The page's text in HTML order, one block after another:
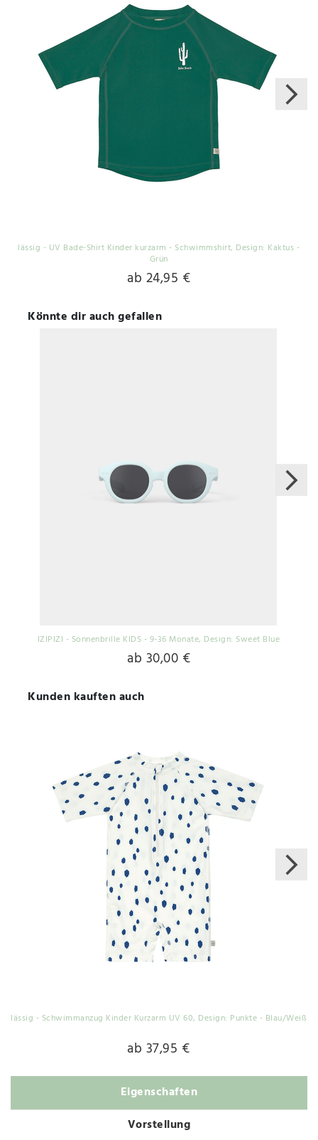
lässig - UV Bade-Shirt Kinder kurzarm - Schwimmshirt, Design: Kaktus -
Grün
ab 24,95 €
Könnte dir auch gefallen
IZIPIZI - Sonnenbrille KIDS - 9-36 Monate, Design: Sweet Blue
ab 30,00 €
Kunden kauften auch
lässig - Schwimmanzug Kinder Kurzarm UV 60, Design: Punkte - Blau/Weiß
ab 37,95 €
Eigenschaften
Vorstellung